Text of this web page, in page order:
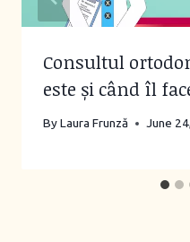
Consultul
este și când îl
ByLaura Frunză June